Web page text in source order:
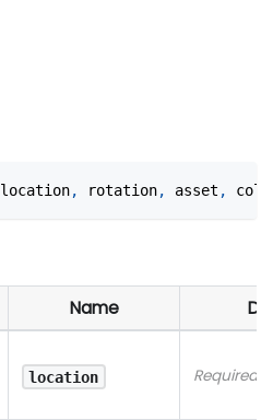
location, rotation, asset ,
Name
location Required